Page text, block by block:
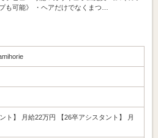
も可能》 ・ヘアだけでなくまつ…
ト】 月給22万円 【26卒アシスタント】 月